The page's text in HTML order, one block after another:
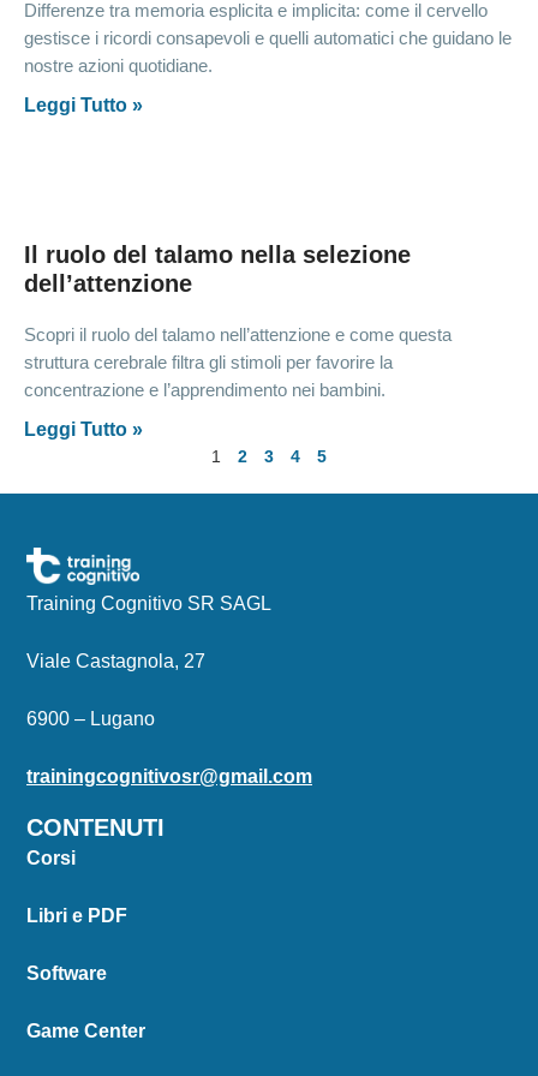
Differenze tra memoria esplicita e implicita: come il cervello
gestisce i ricordi consapevoli e quelli automatici che guidano le
nostre azioni quotidiane.
Leggi Tutto »
Il ruolo del talamo nella selezione
dell’attenzione
Scopri il ruolo del talamo nell’attenzione e come questa
struttura cerebrale filtra gli stimoli per favorire la
concentrazione e l’apprendimento nei bambini.
Leggi Tutto »
1 2 3 4 5
Training Cognitivo SR SAGL
Viale Castagnola, 27
6900 – Lugano
trainingcognitivosr@gmail.com
CONTENUTI
Corsi
Libri e PDF
Software
Game Center